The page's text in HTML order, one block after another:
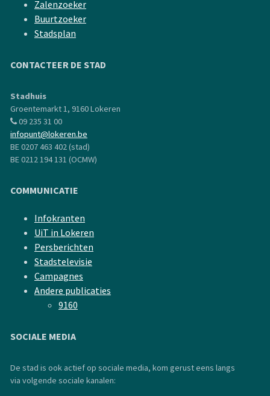
Zalenzoeker
Buurtzoeker
Stadsplan
CONTACTEER DE STAD
Stadhuis
Groentemarkt 1, 9160 Lokeren
09 235 31 00
infopunt@lokeren.be
BE 0207 463 402 (stad)
BE 0212 194 131 (OCMW)
COMMUNICATIE
Infokranten
UiT in Lokeren
Persberichten
Stadstelevisie
Campagnes
Andere publicaties
9160
SOCIALE MEDIA
De stad is ook actief op sociale media, kom gerust eens langs
via volgende sociale kanalen: